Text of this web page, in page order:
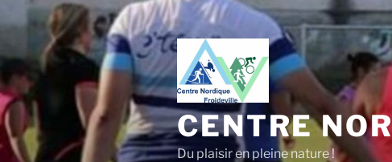
au
contenu
principal
CENTRE
Du plaisir en pleine nature !